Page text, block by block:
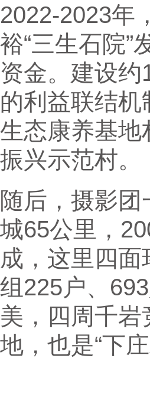
2022-2023年
裕“三生石院”
资金。建设
的利益联结
生态康养基地
振兴示范村。
随后，摄影
城65公里，
成，这里四
组225户、
美，四周千
地，也是“下